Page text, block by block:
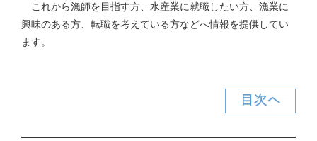
これから漁師を目指す方、水産業に就職したい方、漁業に
興味のある方、転職を考えている方などへ情報を提供してい
ます。